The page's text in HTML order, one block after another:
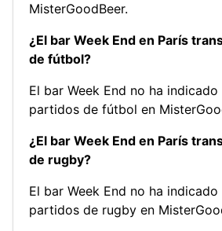
MisterGoodBeer.
¿El bar Week End en París
de fútbol?
El bar Week End no ha
partidos de fútbol en
¿El bar Week End en París
de rugby?
El bar Week End no ha
partidos de rugby en